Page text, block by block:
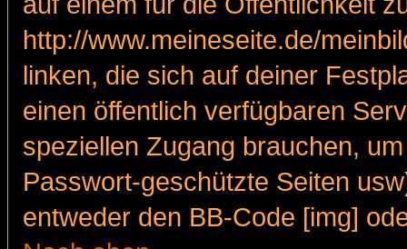
http://www.meineseite.de/
linken, die sich auf deiner
einen öffentlich verfügbaren
speziellen Zugang brauchen,
Passwort-geschützte Seiten
entweder den BB-Code [img]